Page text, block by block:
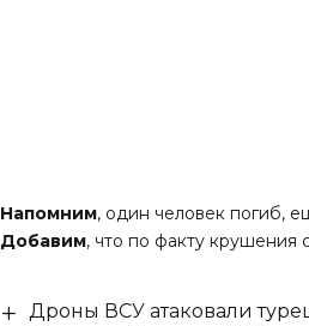
Напомним, один человек погиб,
Добавим, что по факту крушения
Дроны ВСУ атаковали